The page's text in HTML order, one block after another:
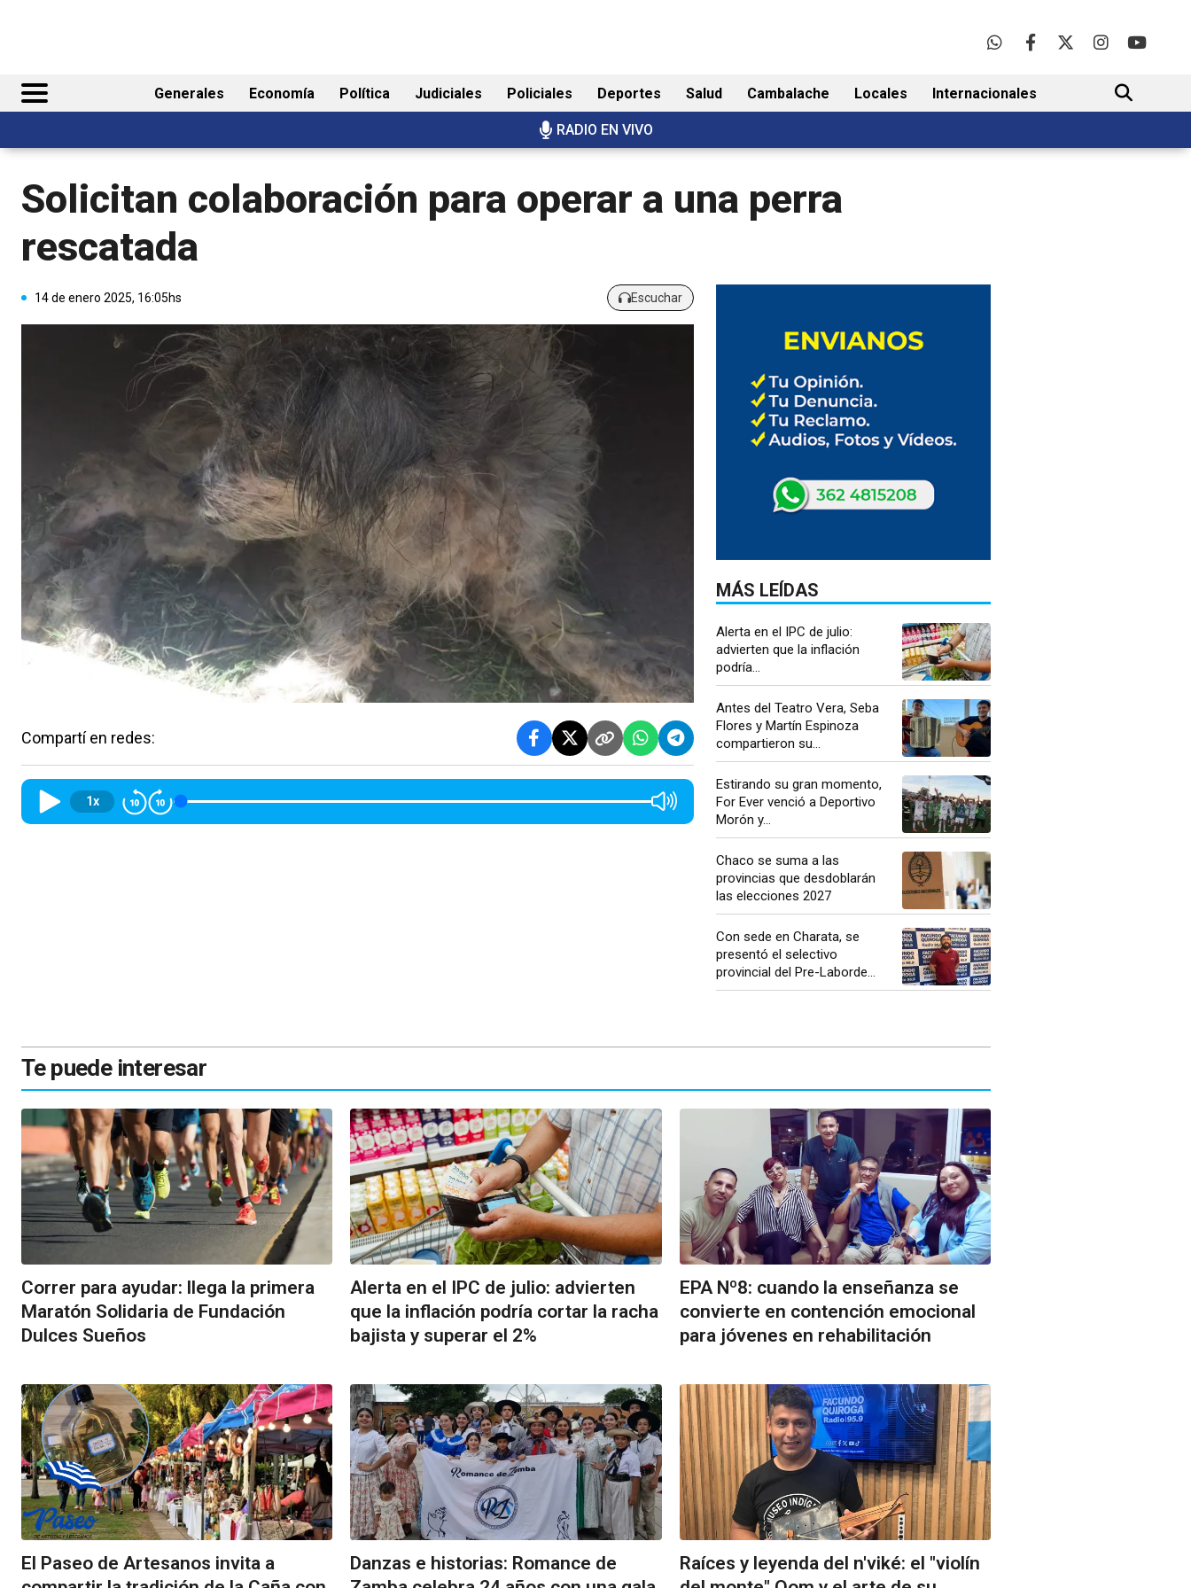
Generales Economía Política Judiciales Policiales Deportes Salud Cambalache Locales Internacionales
RADIO EN VIVO
BUSCAR
Solicitan colaboración para operar a una perra
rescatada
14 de enero 2025, 16:05hs Escuchar
Compartí en redes:
1x
MÁS LEÍDAS
Alerta en el IPC de julio:
advierten que la inflación
podría...
Antes del Teatro Vera, Seba
Flores y Martín Espinoza
compartieron su...
Estirando su gran momento,
For Ever venció a Deportivo
Morón y...
Chaco se suma a las
provincias que desdoblarán
las elecciones 2027
Con sede en Charata, se
presentó el selectivo
provincial del Pre-Laborde...
Te puede interesar
Correr para ayudar: llega la primera
Maratón Solidaria de Fundación
Dulces Sueños
Alerta en el IPC de julio: advierten
que la inflación podría cortar la racha
bajista y superar el 2%
EPA Nº8: cuando la enseñanza se
convierte en contención emocional
para jóvenes en rehabilitación
El Paseo de Artesanos invita a
Danzas e historias: Romance de
Raíces y leyenda del n'viké: el "violín